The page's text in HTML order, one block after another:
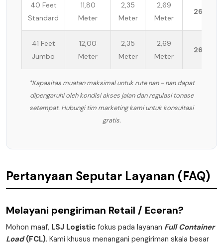
40 Feet
Standard
11,80
Meter
2,35
Meter
2,69
Meter
26 Ton
41 Feet
Jumbo
12,00
Meter
2,35
Meter
2,69
Meter
26 Ton
*Kapasitas muatan maksimal untuk rute nan - nan dapat
dipengaruhi oleh kondisi akses jalan dan regulasi tonase
setempat. Hubungi tim marketing kami untuk konsultasi
gratis.
Pertanyaan Seputar Layanan (FAQ)
Melayani pengiriman Retail / Eceran?
Mohon maaf, LSJ Logistic fokus pada layanan Full Container
Load(FCL). Kami khusus menangani pengiriman skala besar